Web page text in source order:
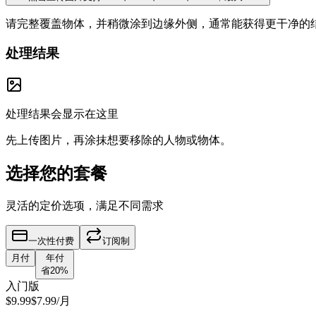
请完整覆盖物体，并稍微涂到边缘外侧，通常能获得更干净的
处理结果
处理结果会显示在这里
先上传图片，再涂抹想要移除的人物或物体。
选择您的套餐
灵活的定价选项，满足不同需求
一次性付费
订阅制
月付
年付
省20%
入门版
$9.99$7.99/月